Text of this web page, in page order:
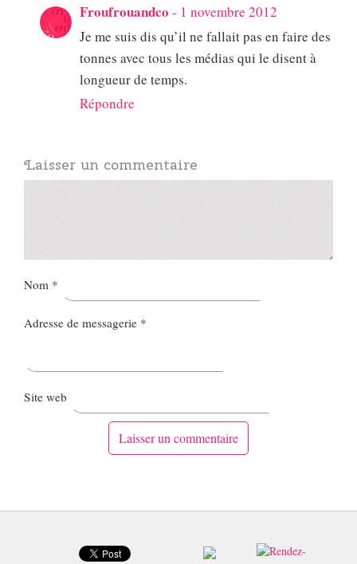
Froufrouandco - 1 novembre 2012
Je me suis dis qu’il ne fallait pas en faire des
tonnes avec tous les médias qui le disent à
longueur de temps.
Répondre
Laisser un commentaire
Nom *
Adresse de messagerie *
Site web